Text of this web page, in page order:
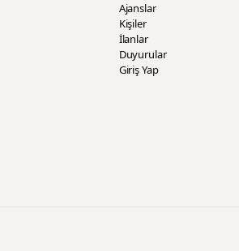
Ajanslar
Kişiler
İlanlar
Duyurular
Giriş Yap